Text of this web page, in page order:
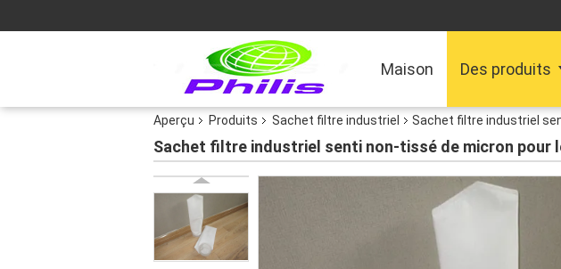
Maison Des produits
Aperçu Produits Sachet filtre industriel Sachet filtre industriel
Sachet filtre industriel senti non-tissé de micron